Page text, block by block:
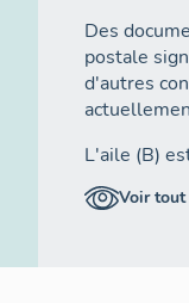
Des
postale
d'autres
L'aile (B)
bâtiment
Voir tout